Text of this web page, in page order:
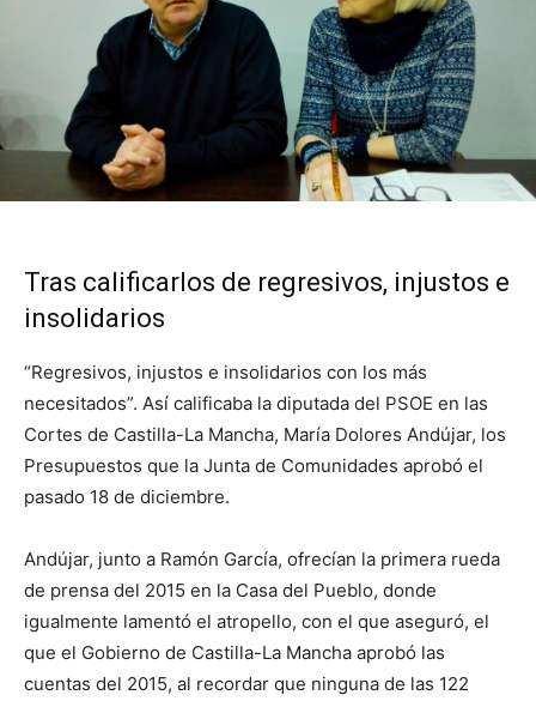
Tras calificarlos de regresivos, injustos e
insolidarios
“Regresivos, injustos e insolidarios con los más
necesitados”. Así calificaba la diputada del PSOE en las
Cortes de Castilla-La Mancha, María Dolores Andújar, los
Presupuestos que la Junta de Comunidades aprobó el
pasado 18 de diciembre.
Andújar, junto a Ramón García, ofrecían la primera rueda
de prensa del 2015 en la Casa del Pueblo, donde
igualmente lamentó el atropello, con el que aseguró, el
que el Gobierno de Castilla-La Mancha aprobó las
cuentas del 2015, al recordar que ninguna de las 122